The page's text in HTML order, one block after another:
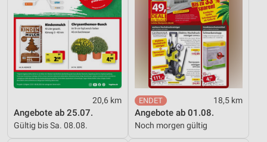
20,6 km
Angebote ab 25.07.
Gültig bis Sa. 08.08.
18,5 km
Angebote ab 01.08.
Noch morgen gültig
Werbung